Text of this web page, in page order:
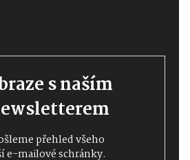
s naším
přehled všeho
e-mailové schránky.